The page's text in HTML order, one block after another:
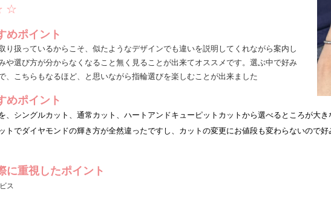
☆
めポイント
り扱っているからこそ、似たようなデザインでも違いを説明してくれながら案内し
や選び方が分からなくなること無く見ることが出来てオススメです。選ぶ中で好み
、こちらもなるほど、と思いながら指輪選びを楽しむことが出来ました
めポイント
、シングルカット、通常カット、ハートアンドキューピットカットから選べるところが大
トでダイヤモンドの輝き方が全然違ったですし、カットの変更にお値段も変わらないので
に重視したポイント
ス